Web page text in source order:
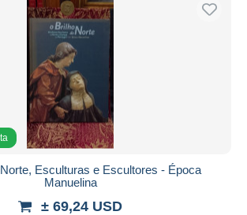
bancario
Esculturas e Escultores - Época
Manuelina
± 69,24 USD